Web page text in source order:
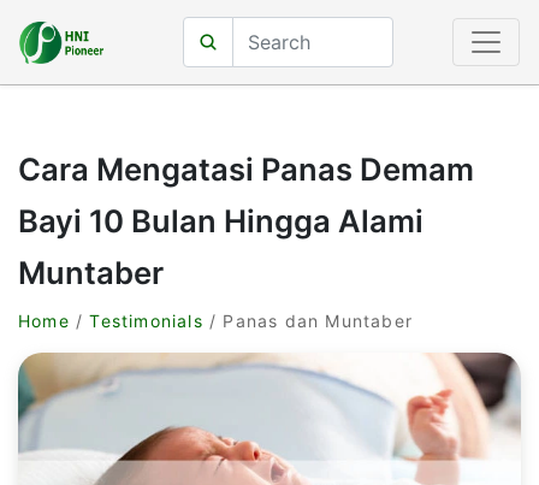
Cara Mengatasi Panas Demam
Bayi 10 Bulan Hingga Alami
Muntaber
Home /Testimonials / Panas dan Muntaber